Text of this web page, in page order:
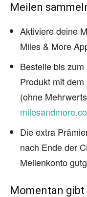
Meilen
Aktiviere deine
Miles & More
Bestelle bis
Produkt mit
(ohne
Die extra
nach Ende der
Meilenkonto
Momentan gibt